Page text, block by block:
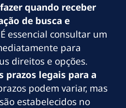
quando receber
de busca e
É essencial consultar um
para
direitos e opções.
prazos legais para a
podem variar, mas
estabelecidos no